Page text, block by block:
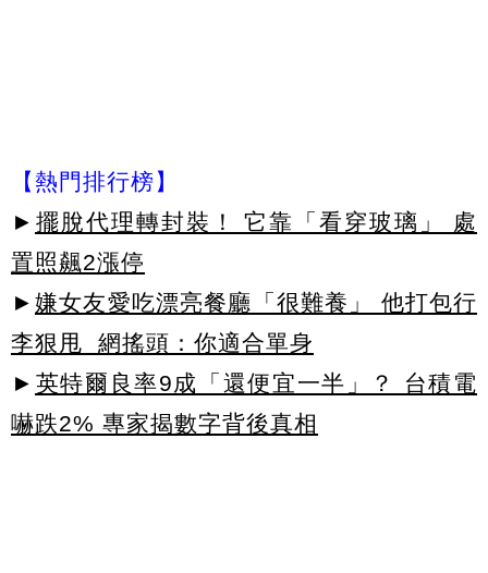
【熱門排行榜】
► 擺脫代理轉封裝！ 它靠「看穿玻璃」 處
置照飆2漲停
► 嫌女友愛吃漂亮餐廳「很難養」 他打包行
李狠甩 網搖頭：你適合單身
► 英特爾良率9成「還便宜一半」？ 台積電
嚇跌2% 專家揭數字背後真相